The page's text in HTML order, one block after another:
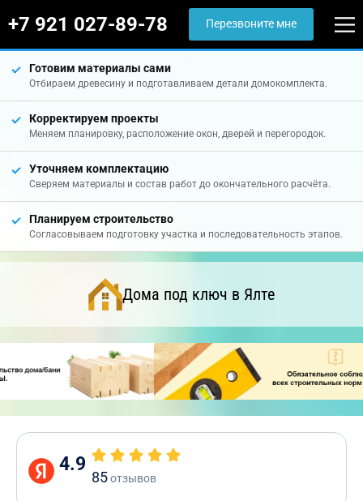
+7 921 027-89-78 Перезвоните мне
Готовим материалы сами
Отбираем древесину и подготавливаем детали домокомплекта.
Корректируем проекты
Меняем планировку, расположение окон, дверей и перегородок.
Уточняем комплектацию
Сверяем материалы и состав работ до окончательного расчёта.
Планируем строительство
Согласовываем подготовку участка и последовательность этапов.
Дома под ключ в Ялте
4.9
85отзывов